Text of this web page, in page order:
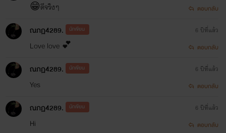
😁ดีจริงๆ
ตอบกลับ
ณภฏ4289. นักเขียน
Love love 💕
6 ปีที่แล้ว
ตอบกลับ
ณภฏ4289. นักเขียน
Yes
6 ปีที่แล้ว
ตอบกลับ
ณภฏ4289. นักเขียน
Hi
6 ปีที่แล้ว
ตอบกลับ